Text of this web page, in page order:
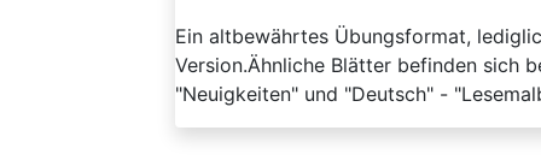
Ein altbewährtes Übungsformat,
Version.Ähnliche Blätter befinden sich
"Neuigkeiten" und "Deutsch" -